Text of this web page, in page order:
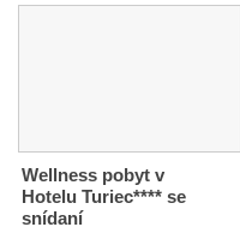
Wellness pobyt v
Hotelu Turiec**** se
snídaní